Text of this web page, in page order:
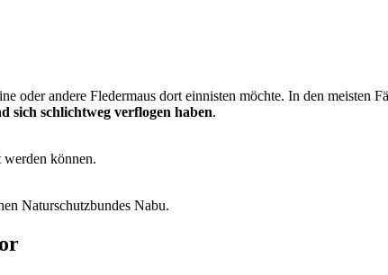
oder andere Fledermaus dort einnisten möchte. In den meisten
sich schlichtweg verflogen haben.
können.
Naturschutzbundes Nabu.